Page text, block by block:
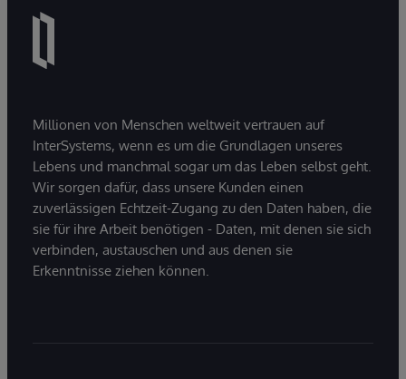
Millionen von Menschen weltweit vertrauen auf
InterSystems, wenn es um die Grundlagen unseres
Lebens und manchmal sogar um das Leben selbst geht.
Wir sorgen dafür, dass unsere Kunden einen
zuverlässigen Echtzeit-Zugang zu den Daten haben, die
sie für ihre Arbeit benötigen - Daten, mit denen sie sich
verbinden, austauschen und aus denen sie
Erkenntnisse ziehen können.